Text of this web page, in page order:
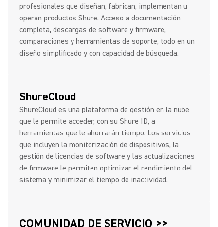
profesionales que diseñan, fabrican, implementan u
operan productos Shure. Acceso a documentación
completa, descargas de software y firmware,
comparaciones y herramientas de soporte, todo en un
diseño simplificado y con capacidad de búsqueda.
ShureCloud
ShureCloud es una plataforma de gestión en la nube
que le permite acceder, con su Shure ID, a
herramientas que le ahorrarán tiempo. Los servicios
que incluyen la monitorización de dispositivos, la
gestión de licencias de software y las actualizaciones
de firmware le permiten optimizar el rendimiento del
sistema y minimizar el tiempo de inactividad.
COMUNIDAD DE SERVICIO >>